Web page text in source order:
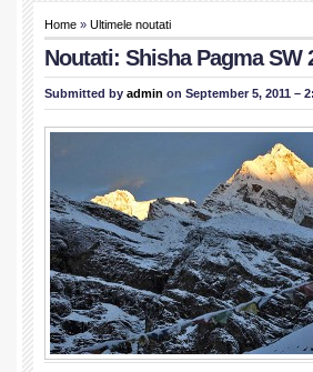
Home » Ultimele noutati
Noutati: Shisha Pagma SW
Submitted by admin on September 5, 2011 –